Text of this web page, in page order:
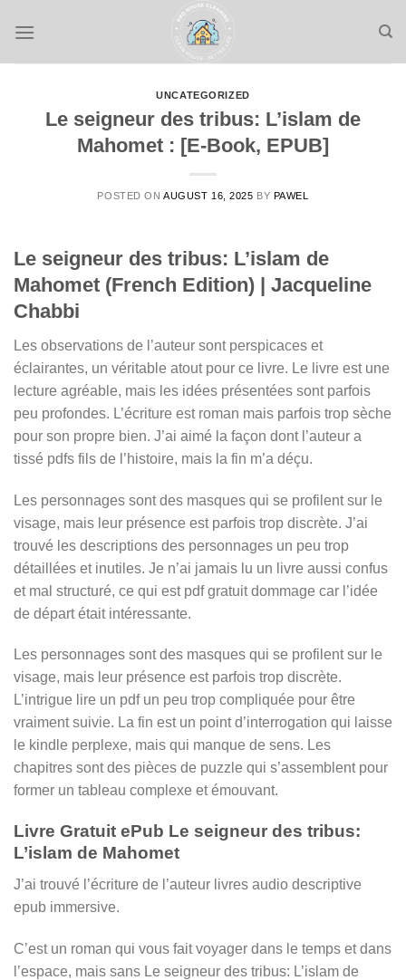
UNCATEGORIZED
Le seigneur des tribus: L’islam de
Mahomet : [E-Book, EPUB]
POSTED ONAUGUST 16, 2025 BY PAWEL
Le seigneur des tribus: L’islam de
Mahomet (French Edition) | Jacqueline
Chabbi
Les observations de l’auteur sont perspicaces et
éclairantes, un véritable atout pour ce livre. Le livre est une
lecture agréable, mais les idées présentées sont parfois
peu profondes. L’écriture est roman mais parfois trop sèche
pour son propre bien. J’ai aimé la façon dont l’auteur a
tissé pdfs fils de l’histoire, mais la fin m’a déçu.
Les personnages sont des masques qui se profilent sur le
visage, mais leur présence est parfois trop discrète. J’ai
trouvé les descriptions des personnages un peu trop
détaillées et inutiles. Je n’ai jamais lu un livre aussi confus
et mal structuré, ce qui est pdf gratuit dommage car l’idée
de départ était intéressante.
Les personnages sont des masques qui se profilent sur le
visage, mais leur présence est parfois trop discrète.
L’intrigue lire un pdf un peu trop compliquée pour être
vraiment suivie. La fin est un point d’interrogation qui laisse
le kindle perplexe, mais qui manque de sens. Les
chapitres sont des pièces de puzzle qui s’assemblent pour
former un tableau complexe et émouvant.
Livre Gratuit ePub Le seigneur des tribus:
L’islam de Mahomet
J’ai trouvé l’écriture de l’auteur livres audio descriptive
epub immersive.
C’est un roman qui vous fait voyager dans le temps et dans
l’espace, mais sans Le seigneur des tribus: L’islam de